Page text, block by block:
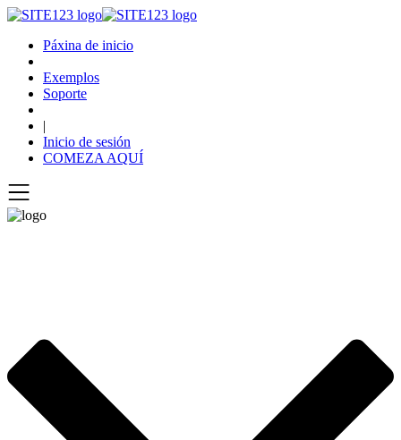
Páxina de inicio
Exemplos
Soporte
|
Inicio de sesión
COMEZA AQUÍ